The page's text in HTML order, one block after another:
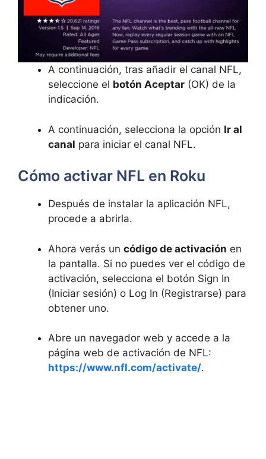
A continuación, tras añadir el canal NFL,
seleccione el botón Aceptar (OK) de la
indicación.
A continuación, selecciona la opción Ir al
canal para iniciar el canal NFL.
Cómo activar NFL en Roku
Después de instalar la aplicación NFL,
procede a abrirla.
Ahora verás un código de activación en
la pantalla. Si no puedes ver el código de
activación, selecciona el botón Sign In
(Iniciar sesión) o Log In (Registrarse) para
obtener uno.
Abre un navegador web y accede a la
página web de activación de NFL:
https://www.nfl.com/activate/.